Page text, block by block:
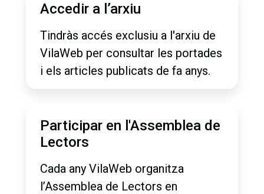
Accedir a l’arxiu
Tindràs accés exclusiu a l'arxiu de
VilaWeb per consultar les portades
i els articles publicats de fa anys.
Participar en l'Assemblea de
Lectors
Cada any VilaWeb organitza
l’Assemblea de Lectors en